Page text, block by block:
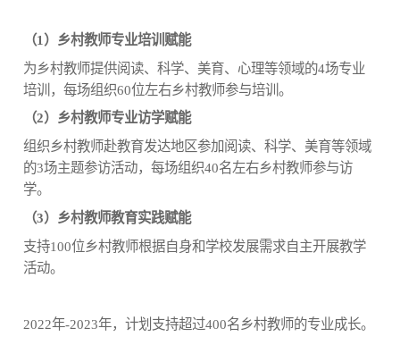
（1）乡村教师专业培训赋能
为乡村教师提供阅读、科学、美育、心理等领域的4场专业
培训，每场组织60位左右乡村教师参与培训。
（2）乡村教师专业访学赋能
组织乡村教师赴教育发达地区参加阅读、科学、美育等领域
的3场主题参访活动，每场组织40名左右乡村教师参与访
学。
（3）乡村教师教育实践赋能
支持100位乡村教师根据自身和学校发展需求自主开展教学
活动。
2022年-2023年，计划支持超过400名乡村教师的专业成长。